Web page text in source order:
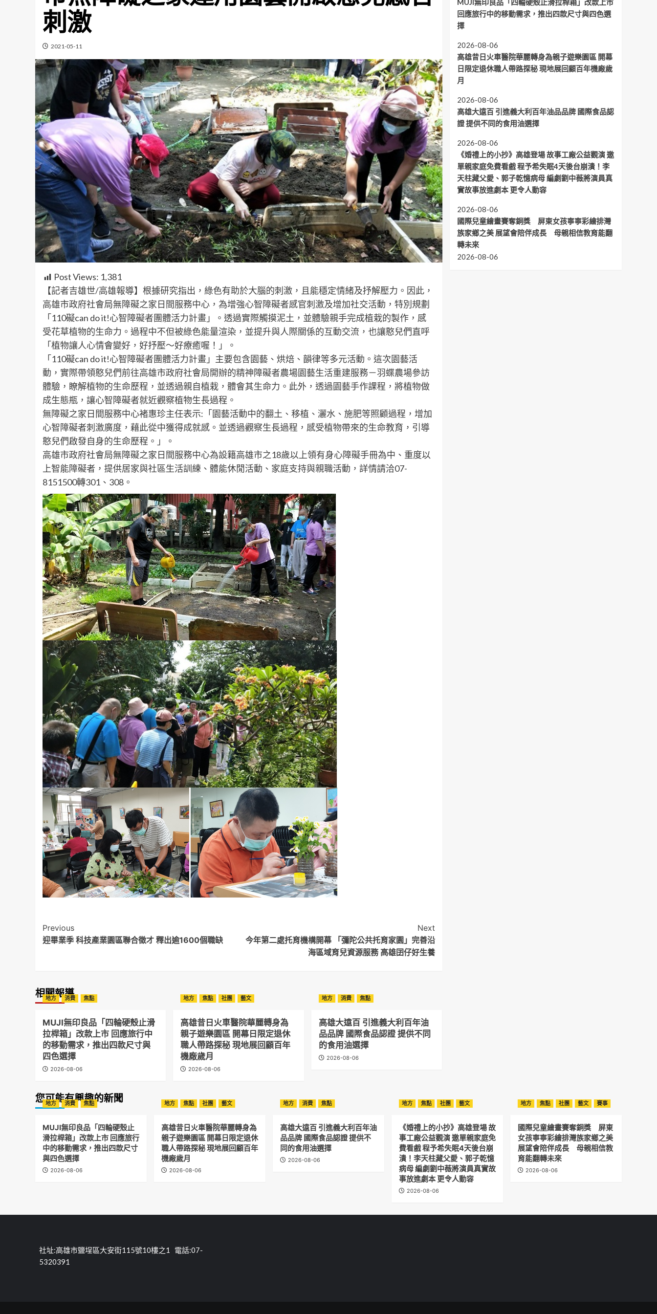
刺激
2021-05-11
Post Views: 1,381
【記者吉雄世/高雄報導】根據研究指出，綠色有助於大腦的刺激，且能穩定情緒及抒解壓力。因此，
高雄市政府社會局無障礙之家日間服務中心，為增強心智障礙者感官刺激及增加社交活動，特別規劃
「110礙can do it!心智障礙者團體活力計畫」。透過實際觸摸泥土，並體驗親手完成植栽的製作，感
受花草植物的生命力。過程中不但被綠色能量渲染，並提升與人際關係的互動交流，也讓憨兒們直呼
「植物讓人心情會變好，好抒壓～好療癒喔！」。
「110礙can do it!心智障礙者團體活力計畫」主要包含園藝、烘焙、韻律等多元活動。這次園藝活
動，實際帶領憨兒們前往高雄市政府社會局開辦的精神障礙者農場園藝生活重建服務－羽蝶農場參訪
體驗，瞭解植物的生命歷程，並透過親自植栽，體會其生命力。此外，透過園藝手作課程，將植物做
成生態瓶，讓心智障礙者就近觀察植物生長過程。
無障礙之家日間服務中心褚惠珍主任表示:「園藝活動中的翻土、移植、灑水、施肥等照顧過程，增加
心智障礙者刺激廣度，藉此從中獲得成就感。並透過觀察生長過程，感受植物帶來的生命教育，引導
憨兒們啟發自身的生命歷程。」。
高雄市政府社會局無障礙之家日間服務中心為設籍高雄市之18歲以上領有身心障礙手冊為中、重度以
上智能障礙者，提供居家與社區生活訓練、體能休閒活動、家庭支持與親職活動，詳情請洽07-
8151500轉301、308。
Post
Navigation
Previous
迎畢業季 科技產業園區聯合徵才 釋出逾1600個職缺
Next
今年第二處托育機構開幕 「彌陀公共托育家園」完善沿
海區域育兒資源服務 高雄囝仔好生養
相關報導
地方 消費 焦點
MUJI無印良品「四輪硬殼止滑
拉桿箱」改款上市 回應旅行中
的移動需求，推出四款尺寸與
四色選擇
2026-08-06
地方 焦點 社團 藝文
高雄昔日火車醫院華麗轉身為
親子遊樂園區 開幕日限定退休
職人帶路探秘 現地展回顧百年
機廠歲月
2026-08-06
地方 消費 焦點
高雄大遠百 引進義大利百年油
品品牌 國際食品認證 提供不同
的食用油選擇
2026-08-06
MUJI無印良品「四輪硬殼止滑拉桿箱」改款上市
回應旅行中的移動需求，推出四款尺寸與四色選
擇
2026-08-06
高雄昔日火車醫院華麗轉身為親子遊樂園區 開幕
日限定退休職人帶路探秘 現地展回顧百年機廠歲
月
2026-08-06
高雄大遠百 引進義大利百年油品品牌 國際食品認
證 提供不同的食用油選擇
2026-08-06
《婚禮上的小抄》高雄登場 故事工廠公益觀演 邀
單親家庭免費看戲 程予希失眠4天後台崩潰！李
天柱藏父愛、郭子乾憶病母 編劇劉中薇將演員真
實故事放進劇本 更令人動容
2026-08-06
國際兒童繪畫賽奪銅獎 屏東女孩寧寧彩繪排灣
族家鄉之美 展望會陪伴成長 母親相信教育能翻
轉未來
2026-08-06
您可能有興趣的新聞
地方 消費 焦點
MUJI無印良品「四輪硬殼止
滑拉桿箱」改款上市 回應旅行
中的移動需求，推出四款尺寸
與四色選擇
2026-08-06
地方 焦點 社團 藝文
高雄昔日火車醫院華麗轉身為
親子遊樂園區 開幕日限定退休
職人帶路探秘 現地展回顧百年
機廠歲月
2026-08-06
地方 消費 焦點
高雄大遠百 引進義大利百年油
品品牌 國際食品認證 提供不
同的食用油選擇
2026-08-06
地方 焦點 社團 藝文
《婚禮上的小抄》高雄登場 故
事工廠公益觀演 邀單親家庭免
費看戲 程予希失眠4天後台崩
潰！李天柱藏父愛、郭子乾憶
病母 編劇劉中薇將演員真實故
事放進劇本 更令人動容
2026-08-06
地方 焦點 社團 藝文 賽事
國際兒童繪畫賽奪銅獎 屏東
女孩寧寧彩繪排灣族家鄉之美
展望會陪伴成長 母親相信教
育能翻轉未來
2026-08-06
社址:高雄市鹽埕區大安街115號10樓之1 電話:07-
5320391